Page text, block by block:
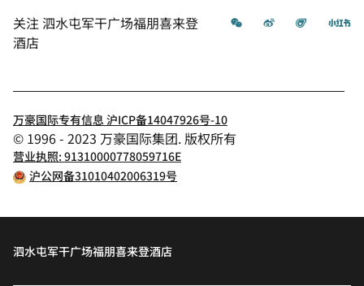
关注 泗水屯军干广场福朋喜来登
酒店
微信 微博 飞猪
万豪国际专有信息 沪ICP备14047926号-10
© 1996 - 2023 万豪国际集团. 版权所有
营业执照: 91310000778059716E
沪公网备31010402006319号
泗水屯军干广场福朋喜来登酒店